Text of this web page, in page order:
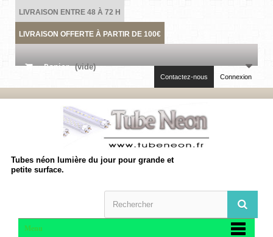
LIVRAISON ENTRE 48 À 72 H
LIVRAISON OFFERTE À PARTIR DE 100€
Panier (vide)
Connexion
Contactez-nous
Tubes néon lumière du jour pour grande et
petite surface.
Menu